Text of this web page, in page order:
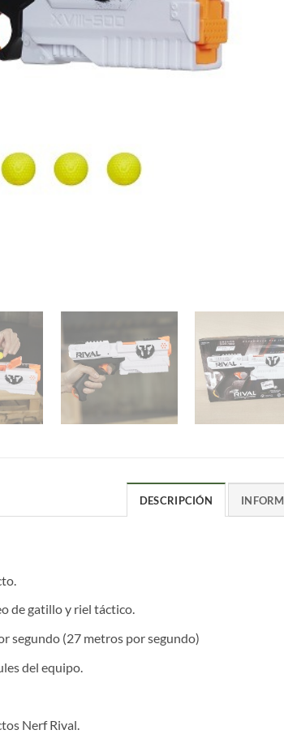
DESCRIPCIÓN
de gatillo y riel táctico.
segundo (27 metros por segundo)
del equipo.
Nerf Rival.